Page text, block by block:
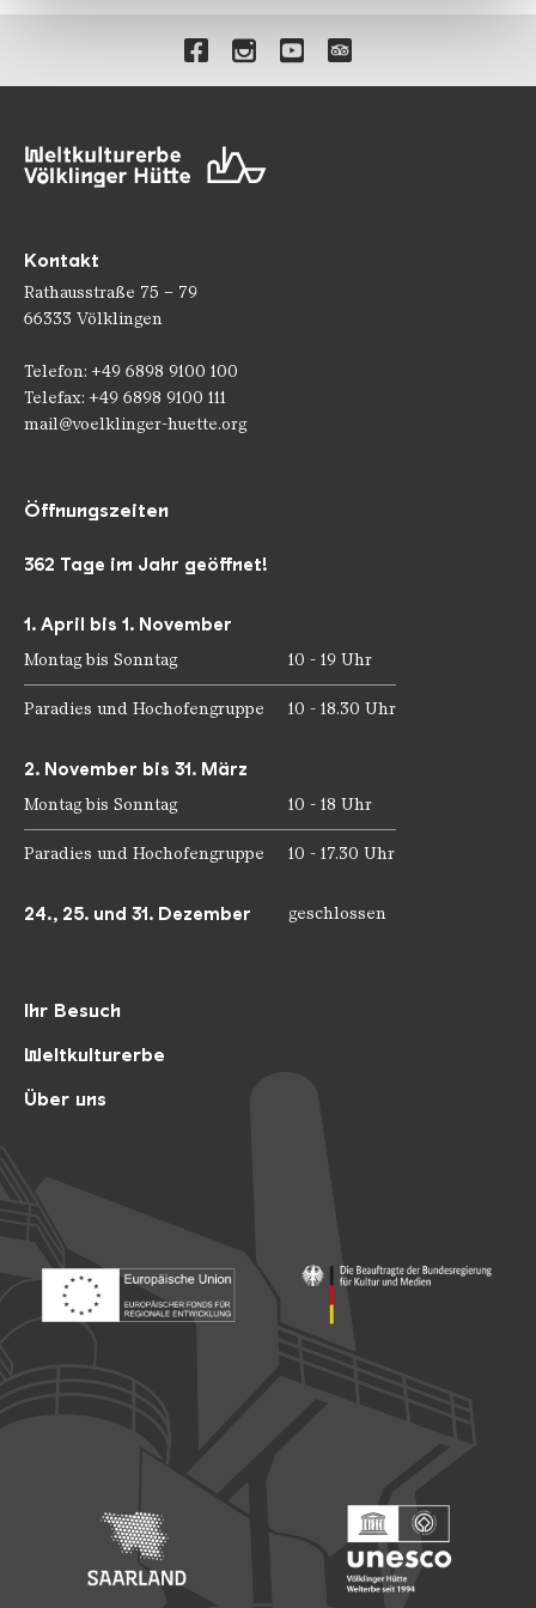
Verlinkungen zu unseren
Kontakt
Rathausstraße 75 – 79
66333 Völklingen
Telefon: +49 6898 9100 100
Telefax: +49 6898 9100 111
mail@voelklinger-huette.org
Ihr Besuch
Weltkulturerbe
Über uns
Öffnungszeiten
362 Tage im Jahr geöffnet!
1. April bis 1. November
Montag bis Sonntag 10 - 19 Uhr
Paradies und Hochofengruppe 10 - 18.30 Uhr
2. November bis 31. März
Montag bis Sonntag 10 - 18 Uhr
Paradies und Hochofengruppe 10 - 17.30 Uhr
24., 25. und 31. Dezember geschlossen